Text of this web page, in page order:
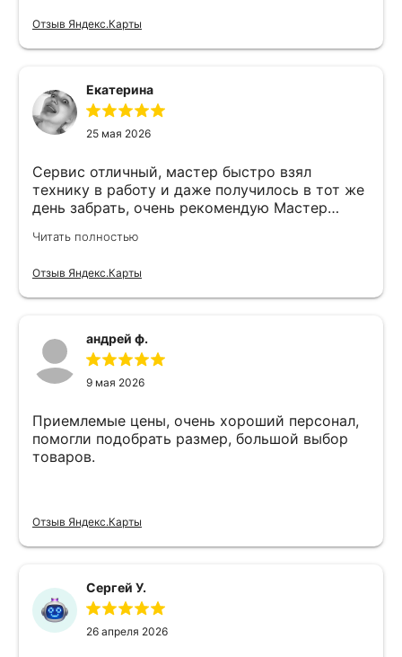
Отзыв Яндекс.Карты
Екатерина
25 мая 2026
Сервис отличный, мастер быстро взял
технику в работу и даже получилось в тот же
день забрать, очень рекомендую Мастер
Читать полностью
Отзыв Яндекс.Карты
андрей ф.
9 мая 2026
Приемлемые цены, очень хороший персонал,
помогли подобрать размер, большой выбор
товаров.
Отзыв Яндекс.Карты
Сергей У.
26 апреля 2026